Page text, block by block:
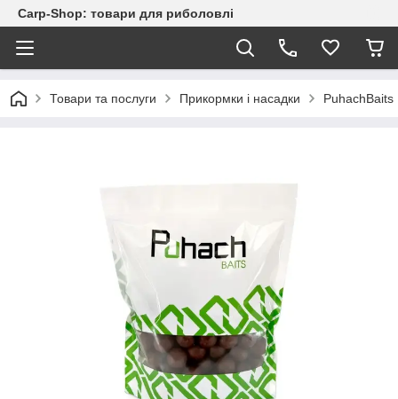
Carp-Shop: товари для риболовлі
Товари та послуги Прикормки і насадки PuhachBaits